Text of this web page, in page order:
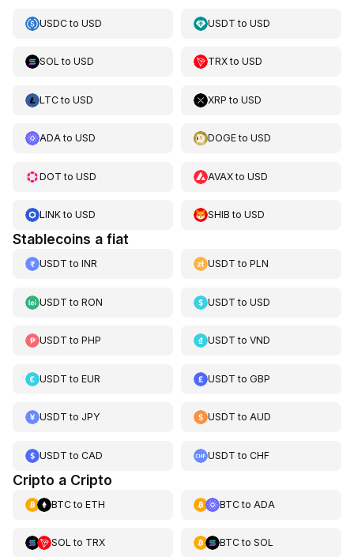
USDCto USD USDT toUSD
SOL to USD TRXtoUSD
LTCto USD XRP toUSD
ADAto USD DOGEtoUSD
DOT to USD AVAXtoUSD
LINKto USD SHIB toUSD
Stablecoins a fiat
USDT to INR USDT toPLN
USDT to RON USDT toUSD
USDT to PHP USDT toVND
USDT to EUR USDT toGBP
USDT to JPY USDT toAUD
USDT to CAD USDT toCHF
Cripto a Cripto
BTCto ETH BTCto ADA
SOL to TRX BTCto SOL